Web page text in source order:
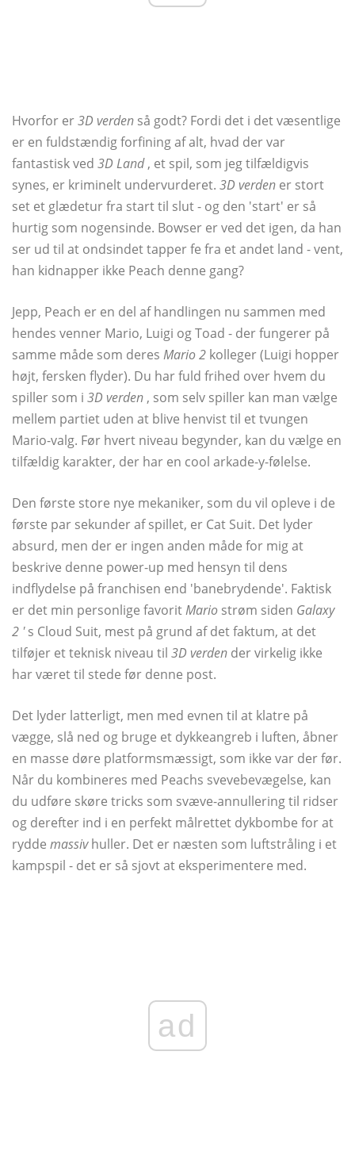
Hvorfor er3D verden så godt? Fordi det i det væsentlige
er en fuldstændig forfining af alt, hvad der var
fantastisk ved 3D Land, et spil, som jeg tilfældigvis
synes, er kriminelt undervurderet. 3D verden er stort
set et glædetur fra start til slut - og den 'start' er så
hurtig som nogensinde. Bowser er ved det igen, da han
ser ud til at ondsindet tapper fe fra et andet land - vent,
han kidnapper ikke Peach denne gang?
Jepp, Peach er en del af handlingen nu sammen med
hendes venner Mario, Luigi og Toad - der fungerer på
samme måde som deres Mario 2 kolleger (Luigi hopper
højt, fersken flyder). Du har fuld frihed over hvem du
spiller som i 3D verden , som selv spiller kan man vælge
mellem partiet uden at blive henvist til et tvungen
Mario-valg. Før hvert niveau begynder, kan du vælge en
tilfældig karakter, der har en cool arkade-y-følelse.
Den første store nye mekaniker, som du vil opleve i de
første par sekunder af spillet, er Cat Suit. Det lyder
absurd, men der er ingen anden måde for mig at
beskrive denne power-up med hensyn til dens
indflydelse på franchisen end 'banebrydende'. Faktisk
er det min personlige favoritMario strøm siden Galaxy
2 's Cloud Suit, mest på grund af det faktum, at det
tilføjer et teknisk niveau til 3D verden der virkelig ikke
har været til stede før denne post.
Det lyder latterligt, men med evnen til at klatre på
vægge, slå ned og bruge et dykkeangreb i luften, åbner
en masse døre platformsmæssigt, som ikke var der før.
Når du kombineres med Peachs svevebevægelse, kan
du udføre skøre tricks som svæve-annullering til ridser
og derefter ind i en perfekt målrettet dykbombe for at
rydde massivhuller. Det er næsten som luftstråling i et
kampspil - det er så sjovt at eksperimentere med.
ad